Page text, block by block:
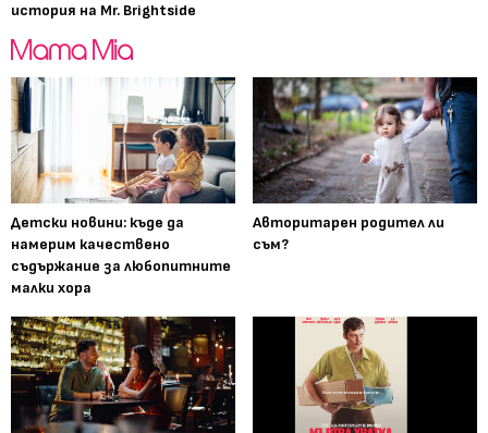
история на Mr. Brightside
Детски новини: къде да
намерим качествено
съдържание за любопитните
малки хора
Авторитарен родител ли
съм?